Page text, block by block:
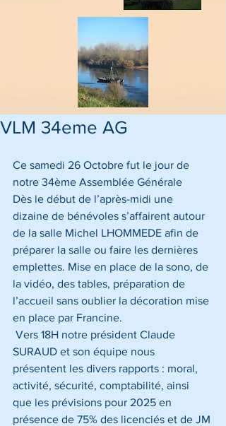
VLM 34eme AG
Ce samedi 26 Octobre fut le jour de
notre 34ème Assemblée Générale
Dès le début de l’après-midi une
dizaine de bénévoles s’affairent autour
de la salle Michel LHOMMEDE afin de
préparer la salle ou faire les dernières
emplettes. Mise en place de la sono, de
la vidéo, des tables, préparation de
l’accueil sans oublier la décoration mise
en place par Francine.
Vers 18H notre président Claude
SURAUD et son équipe nous
présentent les divers rapports : moral,
activité, sécurité, comptabilité, ainsi
que les prévisions pour 2025 en
présence de 75% des licenciés et de JM